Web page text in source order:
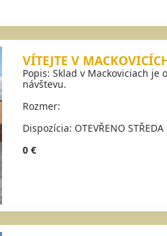
VÍTEJTE V
Popis: Sklad v Mackoviciach je
návštevu.
Rozmer:
Dispozícia: OTEVŘENO
0 €